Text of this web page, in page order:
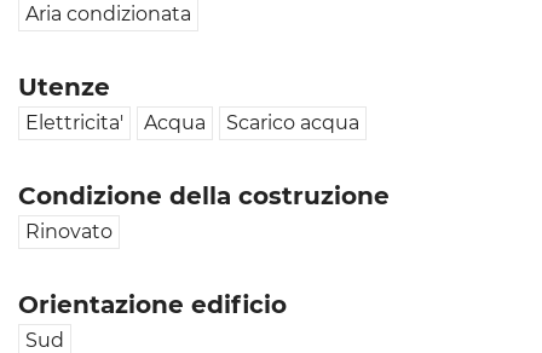
Aria condizionata
Utenze
Elettricita' Acqua Scarico acqua
Condizione della costruzione
Rinovato
Orientazione edificio
Sud